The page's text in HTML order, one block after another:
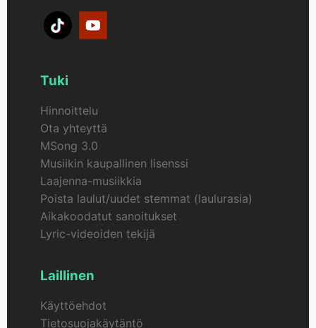
Tuki
Hinnoittelu
Ota yhteyttä
MSong 3.0
Musiikin kaupallinen lisenssi
Laajenna-musiikkia
Poista laulut/uudet stemmat (laulurasia)
Aikakoodatut sanoitukset
Lyric-videoiden tekijä
Laillinen
Käyttöehdot
Tietosuojakäytäntö